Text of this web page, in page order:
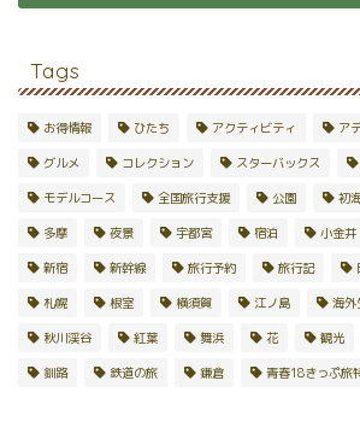
Tags
お得情報 ひたち アクティビティ ア
グルメ コレクション スターバックス
モデルコース 全国旅行支援 公園 初
多摩 夜景 宇都宮 宿泊 小金井
新宿 新幹線 旅行予約 旅行記
札幌 根室 横須賀 江ノ島 海外
秋川渓谷 紅葉 舞浜 花 観光
釧路 鉄道の旅 鎌倉 青春18きっぷ旅